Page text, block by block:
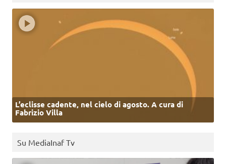
L’eclisse cadente, nel cielo di agosto. A cura di
Fabrizio Villa
Su MediaInaf Tv